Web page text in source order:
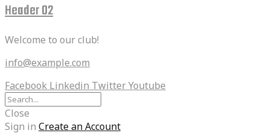
Header 02
Welcome to our club!
info@example.com
Facebook Linkedin TwitterYoutube
Close
Sign in Create an Account